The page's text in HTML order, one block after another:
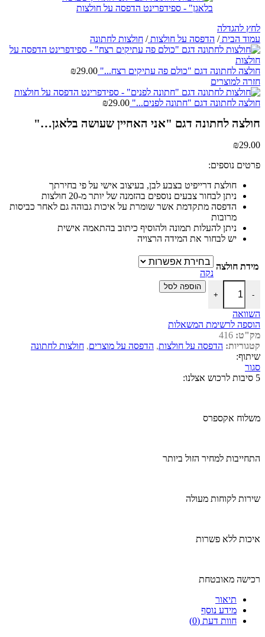
לחץ להגדלה
עמוד הבית/ הדפסה על חולצות/ חולצות לחתונה
חולצה לחתונה דגם "כולם פה עתיקים רצח..." ₪29.00
חזרה למוצרים
חולצה לחתונה דגם "חתונה לפנים..." ₪29.00
חולצה לחתונה דגם "אני האחיין שעושה בלאגן…"
₪29.00
פרטים נוספים:
חולצת דרייפיט בצבע לבן, בעיצוב אישי על פי בחירתך
ניתן לבחור צבעים נוספים בהזמנה של יותר מ-20 חולצות
הדפסה מתקדמת אשר שומרת על איכות גבוהה גם לאחר כביסות
מרובות
ניתן להעלות תמונה ולהוסיף כיתוב בהתאמה אישית
יש לבחור את המידה הרצויה
מידת חולצה
נקה
-
כמות של חולצה לחתונה דגם "אני האחיין שעושה בלאגן…"
+
הוספה לסל
השוואה
הוספה לרשימת המשאלות
מק"ט: 416
קטגוריות: הדפסה על חולצות, הדפסה על מוצרים, חולצות לחתונה
שיתוף:
סגור
5 סיבות לרכוש אצלנו:
משלוח אקספרס
התחייבות למחיר הזול ביותר
שירות לקוחות מעולה
איכות ללא פשרות
רכישה מאובטחת
תיאור
מידע נוסף
חוות דעת (0)